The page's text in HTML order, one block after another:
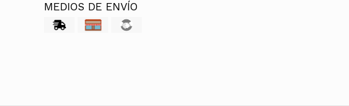
MEDIOS DE ENVÍO